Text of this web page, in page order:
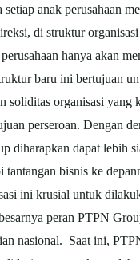
setiap anak perusahaan
di struktur
hanya akan
baru ini bertujuan
soliditas organisasi yang
perseroan. Dengan
diharapkan dapat lebih
tantangan bisnis ke
ini krusial untuk
peran PTPN
nasional. Saat ini,